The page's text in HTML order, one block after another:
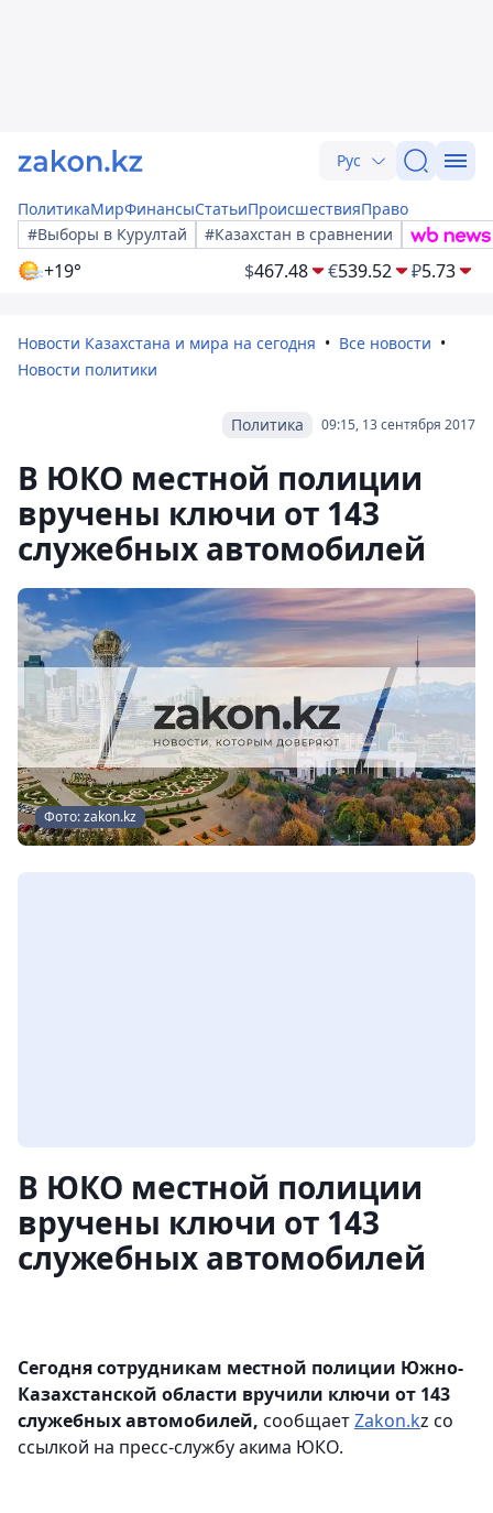
Рус
ПолитикаМирФинансыСтатьиПроисшествияПраво
#Выборы в Курултай
#Казахстан в сравнении
+19° $467.48 €539.52 ₽5.73
Новости Казахстана и мира на сегодня
Все новости
Новости политики
09:15, 13 сентября 2017
Политика
В ЮКО местной полиции
вручены ключи от 143
служебных автомобилей
Фото: zakon.kz
В ЮКО местной полиции
вручены ключи от 143
служебных автомобилей
Сегодня сотрудникам местной полиции Южно-
Казахстанской области вручили ключи от 143
служебных автомобилей, сообщаетZakon.kz со
ссылкой на пресс-службу акима ЮКО.